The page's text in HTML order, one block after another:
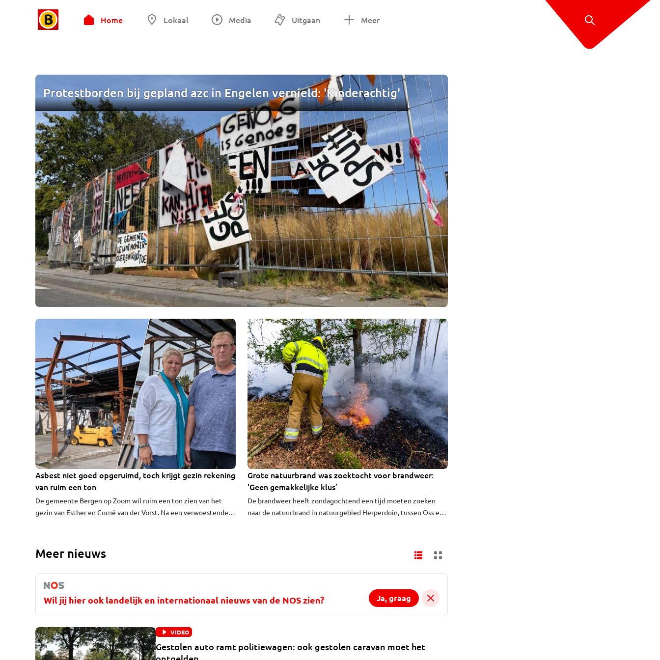
Home Lokaal Media Uitgaan Meer
Protestborden bij gepland azc in Engelen vernield: 'Kinderachtig'
Asbest niet goed opgeruimd, toch krijgt gezin rekening
van ruim een ton
De gemeente Bergen op Zoom wil ruim een ton zien van het
gezin van Esther en Corné van der Vorst. Na een verwoestende
inferno. Dat gebeurde uiteindelijk gebrekkig, blijkt uit
onderzoek van ZuidWest Update. Toch klopt de gemeente voor
Grote natuurbrand was zoektocht voor brandweer:
‘Geen gemakkelijke klus’
De brandweer heeft zondagochtend een tijd moeten zoeken
naar de natuurbrand in natuurgebied Herperduin, tussen Oss en
VIDEO
Meer nieuws
Wil jij hier ook landelijk en internationaal nieuws van de NOS zien? Ja, graag
VIDEO
Gestolen auto ramt politiewagen: ook gestolen caravan moet het